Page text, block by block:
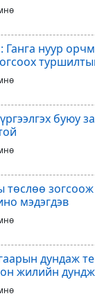
Ганга нуур
буюу
зогсоож
мэдэгдэв
дундаж
жилийн